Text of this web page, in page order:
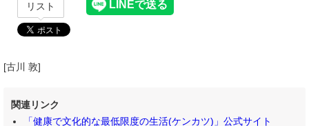
リスト
[古川 敦]
関連リンク
「健康で文化的な最低限度の生活(ケンカツ)」公式サイト